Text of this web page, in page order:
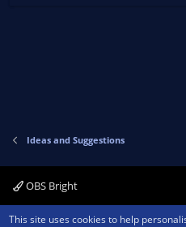
Ideas and Suggestions
OBS Bright
Contact us Terms and rules
This site uses cookies to help